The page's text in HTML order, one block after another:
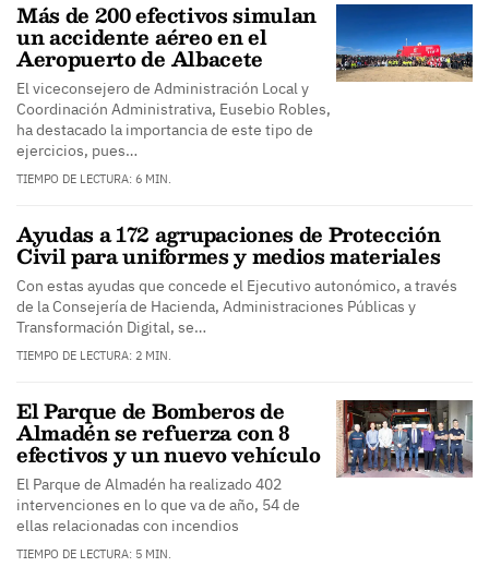
Más de 200 efectivos simulan
un accidente aéreo en el
Aeropuerto de Albacete
El viceconsejero de Administración Local y
Coordinación Administrativa, Eusebio Robles,
ha destacado la importancia de este tipo de
ejercicios, pues…
TIEMPO DE LECTURA: 6 MIN.
Ayudas a 172 agrupaciones de Protección
Civil para uniformes y medios materiales
Con estas ayudas que concede el Ejecutivo autonómico, a través
de la Consejería de Hacienda, Administraciones Públicas y
Transformación Digital, se…
TIEMPO DE LECTURA: 2 MIN.
El Parque de Bomberos de
Almadén se refuerza con 8
efectivos y un nuevo vehículo
El Parque de Almadén ha realizado 402
intervenciones en lo que va de año, 54 de
ellas relacionadas con incendios
TIEMPO DE LECTURA: 5 MIN.